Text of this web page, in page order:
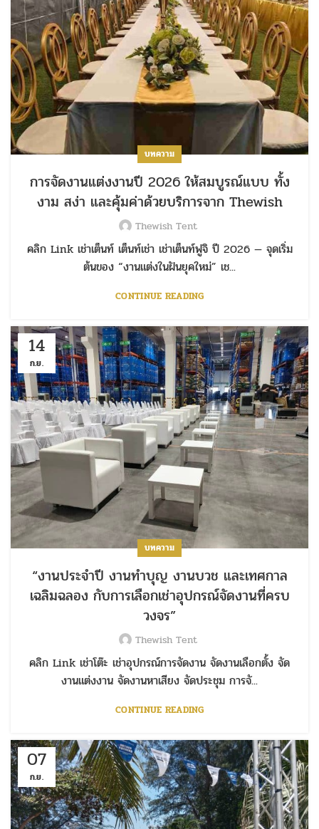
บทความ
การจัดงานแต่งงานปี 2026 ให้สมบูรณ์แบบ ทั้ง
งาม สง่า และคุ้มค่าด้วยบริการจาก Thewish
Thewish Tent
คลิก Link เช่าเต็นท์ เต็นท์เช่า เช่าเต็นท์ฟูจิ ปี 2026 — จุดเริ่ม
ต้นของ “งานแต่งในฝันยุคใหม่” เช...
CONTINUE READING
14
ก.ย.
บทความ
“งานประจำปี งานทำบุญ งานบวช และเทศกาล
เฉลิมฉลอง กับการเลือกเช่าอุปกรณ์จัดงานที่ครบ
วงจร”
Thewish Tent
คลิก Link เช่าโต๊ะ เช่าอุปกรณ์การจัดงาน จัดงานเลือกตั้ง จัด
งานแต่งงาน จัดงานหาเสียง จัดประชุม การจั...
CONTINUE READING
07
ก.ย.